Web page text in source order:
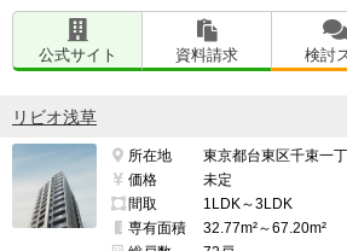
公式サイト 資料請求 検討
リビオ浅草
所在地
東京都台東区千束一
価格
未定
間取
1LDK～3LDK
専有面積
32.77m²～67.20m²